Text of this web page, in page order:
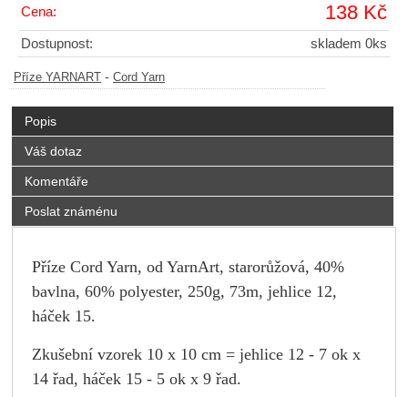
Cena: 138 Kč
Dostupnost: skladem 0ks
Příze YARNART - Cord Yarn
Popis
Váš dotaz
Komentáře
Poslat známénu
Příze Cord Yarn, od YarnArt, starorůžová, 40%
bavlna, 60% polyester, 250g, 73m, jehlice 12,
háček 15.
Zkušební vzorek 10 x 10 cm = jehlice 12 - 7 ok x
14 řad, háček 15 - 5 ok x 9 řad.